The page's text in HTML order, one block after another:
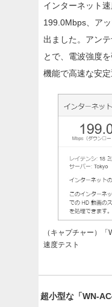
インターネット
199.0Mbps、ア
出ました。アン
とで、電波強度
機能で高速な安定
（キャプチャー）
速度テスト
超小型な「WN-